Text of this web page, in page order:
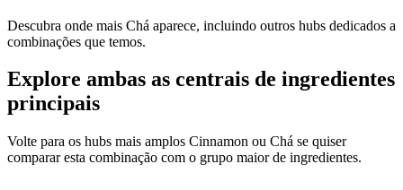
Descubra onde mais Chá aparece, incluindo outros hubs dedicados a
combinações que temos.
Explore ambas as centrais de ingredientes
principais
Volte para os hubs mais amplos Cinnamon ou Chá se quiser
comparar esta combinação com o grupo maior de ingredientes.